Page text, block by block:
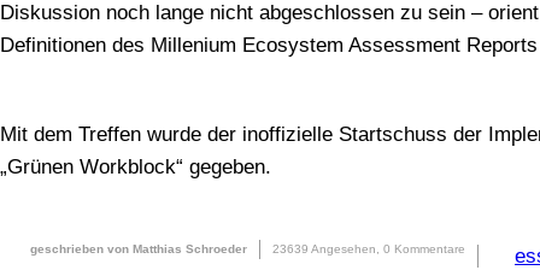
Diskussion noch lange nicht abgeschlossen zu sein –
Definitionen des Millenium Ecosystem Assessment
Mit dem Treffen wurde der inoffizielle Startschuss der
„Grünen Workblock“ gegeben.
geschrieben von Matthias Schroeder 23639 Angesehen, 0 Kommentare